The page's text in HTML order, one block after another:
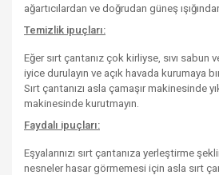
ağartıcılardan ve doğrudan güneş
Temizlik ipuçları:
Eğer sırt çantanız çok kirliyse, sıvı sabun
iyice durulayın ve açık havada kurumaya
Sırt çantanızı asla çamaşır makinesinde
makinesinde kurutmayın.
Faydalı ipuçları:
Eşyalarınızı sırt çantanıza yerleştirme
nesneler hasar görmemesi için asla sırt